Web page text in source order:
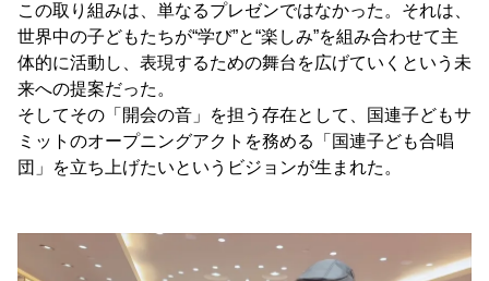
この取り組みは、単なるプレゼンではなかった。それは、
世界中の子どもたちが“学び”と“楽しみ”を組み合わせて主
体的に活動し、表現するための舞台を広げていくという未
来への提案だった。
そしてその「開会の音」を担う存在として、国連子どもサ
ミットのオープニングアクトを務める「国連子ども合唱
団」を立ち上げたいというビジョンが生まれた。